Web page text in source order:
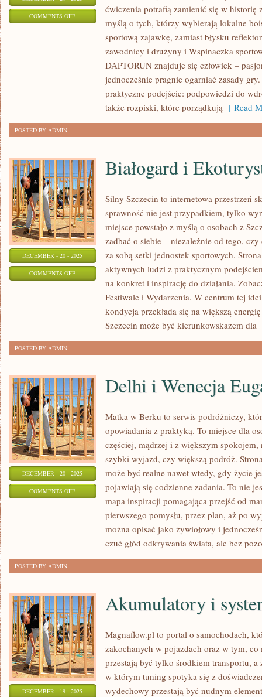
COMMENTS OFFON
ćwiczenia potrafią zamienić się w historię
myślą o tych, którzy wybierają lokalne
sportową zajawkę, zamiast błysku
zawodnicy i drużyny i Wspinaczka
DAPTORUN znajduje się człowiek –
jednocześnie pragnie ogarniać zasady
praktyczne podejście: podpowiedzi do
także rozpiski, które porządkują [ Read
POSTED BY ADMIN
DECEMBER - 20 - 2025
COMMENTS OFFON
BIAŁOGARD
EKOTURYSTYKA
Białogard i
Silny Szczecin to internetowa przestrzeń
sprawność nie jest przypadkiem, tylko
miejsce powstało z myślą o osobach z
zadbać o siebie – niezależnie od tego,
za sobą setki jednostek sportowych.
aktywnych ludzi z praktycznym
na konkret i inspirację do działania.
Festiwale i Wydarzenia. W centrum tej
kondycja przekłada się na większą
Szczecin może być kierunkowskazem dla
POSTED BY ADMIN
DECEMBER - 20 - 2025
COMMENTS OFFON
EUGANEJSKA
Delhi i Wenecja
Matka w Berku to serwis podróżniczy,
opowiadania z praktyką. To miejsce dla
częściej, mądrzej i z większym
szybki wyjazd, czy większą podróż.
może być realne nawet wtedy, gdy życie
pojawiają się codzienne zadania. To nie
mapa inspiracji pomagająca przejść od
pierwszego pomysłu, przez plan, aż po
można opisać jako żywiołowy i
czuć głód odkrywania świata, ale bez
POSTED BY ADMIN
DECEMBER - 19 - 2025
Akumulatory i
Magnaflow.pl to portal o samochodach,
zakochanych w pojazdach oraz w tym,
przestają być tylko środkiem transportu, a
w którym tuning spotyka się z
wydechowy przestają być nudnym